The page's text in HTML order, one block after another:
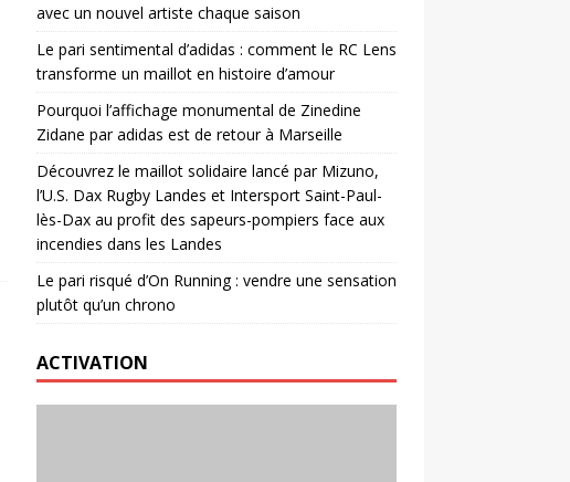
avec un nouvel artiste chaque saison
Le pari sentimental d’adidas : comment le RC Lens
transforme un maillot en histoire d’amour
Pourquoi l’affichage monumental de Zinedine
Zidane par adidas est de retour à Marseille
Découvrez le maillot solidaire lancé par Mizuno,
l’U.S. Dax Rugby Landes et Intersport Saint-Paul-
lès-Dax au profit des sapeurs-pompiers face aux
incendies dans les Landes
Le pari risqué d’On Running : vendre une sensation
plutôt qu’un chrono
ACTIVATION